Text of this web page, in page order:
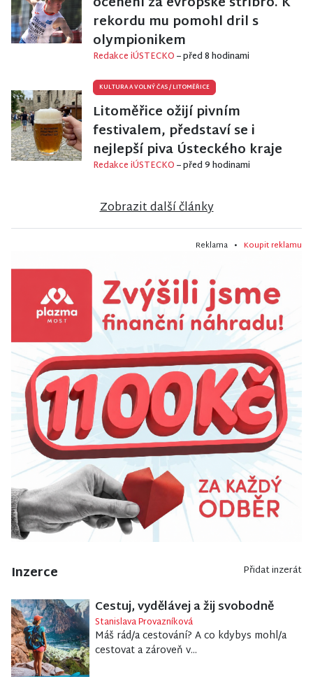
rekordu mu pomohl dril s
olympionikem
Redakce iÚSTECKO– před 8 hodinami
KULTURA A VOLNÝ ČAS/LITOMĚŘICE
Litoměřice ožijí pivním
festivalem, představí se i
nejlepší piva Ústeckého kraje
Redakce iÚSTECKO– před 9 hodinami
Zobrazit další články
Reklama • Koupit reklamu
Inzerce Přidat inzerát
Cestuj, vydělávej a žij svobodně
Stanislava Provazníková
Máš rád/a cestování? A co kdybys mohl/a
cestovat a zároveň v...